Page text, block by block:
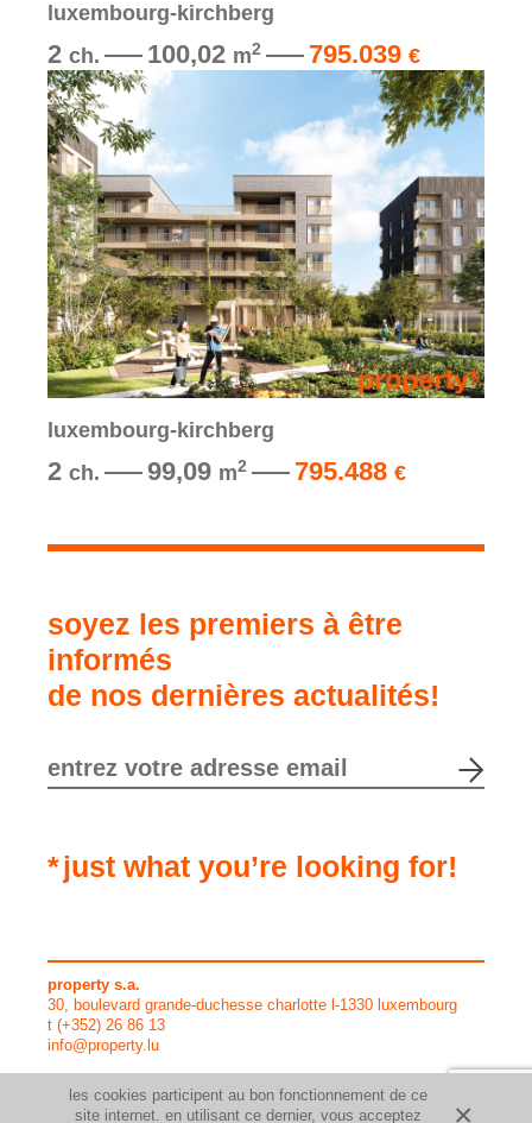
luxembourg-kirchberg
2 ch. 100,02 m2 795.039 €
luxembourg-kirchberg
2 ch. 99,09 m2 795.488 €
soyez les premiers à être
informés
de nos dernières actualités!
just what you’re looking for!
property s.a.
30, boulevard grande-duchesse charlotte l-1330 luxembourg
t (+352) 26 86 13
info@property.lu
h2a.lules cookies participent au bon fonctionnement de ce
site internet. en utilisant ce dernier, vous acceptez